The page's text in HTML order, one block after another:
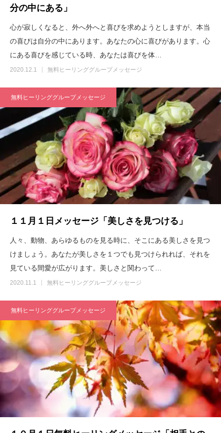
分の中にある」
心が寂しくなると、外へ外へと喜びを求めようとしますが、本当
の喜びは自分の中にあります。あなたの心に喜びがあります。心
にある喜びを感じている時、あなたは喜びを体…
2020.12.1 無料ヒーリンググループメッセージ
無料ヒーリンググループメッセージ
１１月１日メッセージ「美しさを見つける」
人々、動物、あらゆるものを見る時に、そこにある美しさを見つ
けましょう。あなたが美しさを１つでも見つけられれば、それを
見ている間愛が広がります。美しさと関わって…
2020.11.1 無料ヒーリンググループメッセージ
無料ヒーリンググループメッセージ